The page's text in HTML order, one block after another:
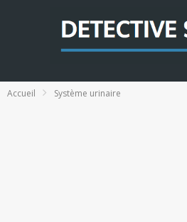
Accueil Système urinaire